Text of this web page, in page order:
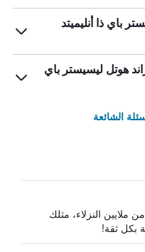
باي ذا أنليميتد
هوتل ليسيستر باي
الشائعة
ملايين النزلاء، مثلك
بكل ثقة!